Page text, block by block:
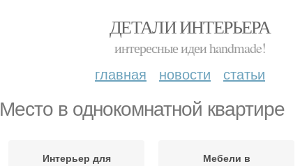
ДЕТАЛИ ИНТЕРЬЕРА
интересные идеи handmade!
главная новости статьи
Место в однокомнатной квартире
Интерьер для
Мебели в